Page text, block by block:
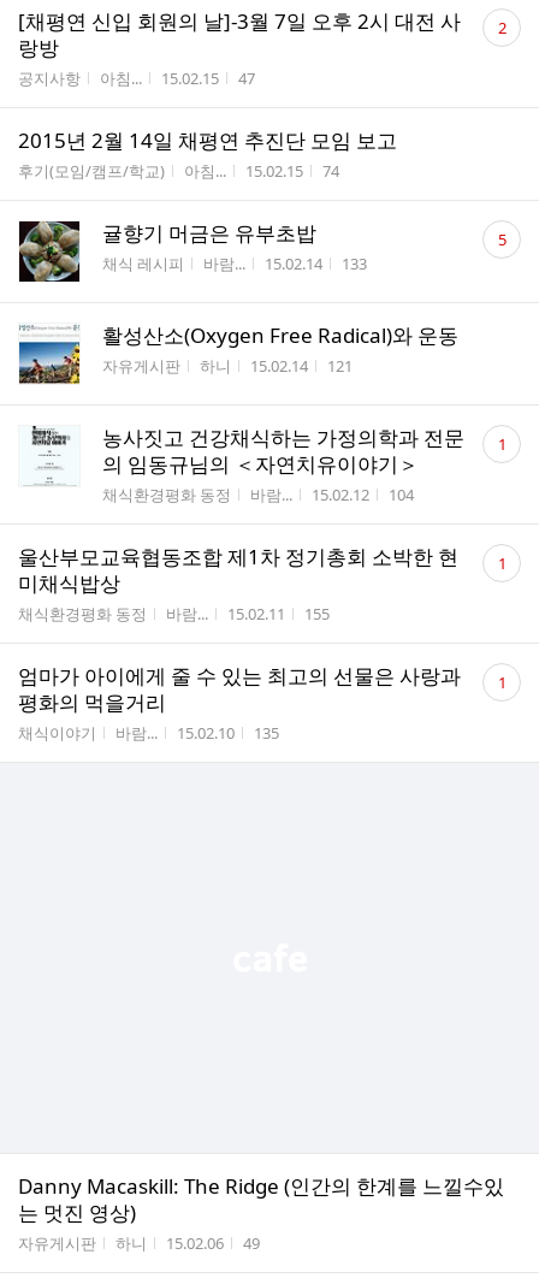
[채평연 신입 회원의 날]-3월 7일 오후 2시 대전 사
랑방
게시판명
공지사항 작성자
아침... 작성시간
15.02.15 조회수
47
댓
글 2
2015년 2월 14일 채평연 추진단 모임 보고
게시판명
후기(모임/캠프/학교) 작성자
아침... 작성시간
15.02.15 조회수
74
귤향기 머금은 유부초밥
게시판명
채식 레시피 작성자
바람... 작성시간
15.02.14 조회수
133
댓
글 5
활성산소(Oxygen Free Radical)와 운동
게시판명
자유게시판 작성자
하니 작성시간
15.02.14 조회수
121
농사짓고 건강채식하는 가정의학과 전문
의 임동규님의 ＜자연치유이야기＞
게시판명
채식환경평화 동정 작성자
바람... 작성시간
15.02.12 조회수
104
댓
글 1
울산부모교육협동조합 제1차 정기총회 소박한 현
미채식밥상
게시판명
채식환경평화 동정 작성자
바람... 작성시간
15.02.11 조회수
155
댓
글 1
엄마가 아이에게 줄 수 있는 최고의 선물은 사랑과
평화의 먹을거리
게시판명
채식이야기 작성자
바람... 작성시간
15.02.10 조회수
135
댓
글 1
Danny Macaskill: The Ridge (인간의 한계를 느낄수있
는 멋진 영상)
게시판명
자유게시판 작성자
하니 작성시간
15.02.06 조회수
49